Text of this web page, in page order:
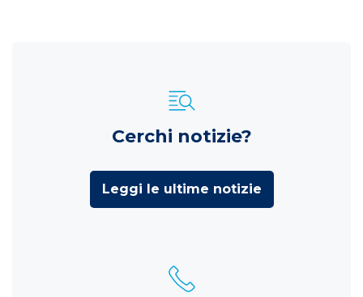
Cerchi notizie?
Leggi le ultime notizie